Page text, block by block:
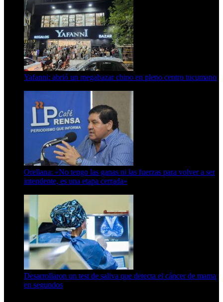
Yafanni: abrió un megabazar chino en pleno centro tucumano
Orellana: «No tengo las ganas ni las fuerzas para volver a ser
intendente, es una etapa cerrada»
Desarrollaron un test de saliva que detecta el cáncer de mama
en segundos